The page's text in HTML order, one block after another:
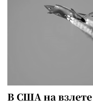
В США на